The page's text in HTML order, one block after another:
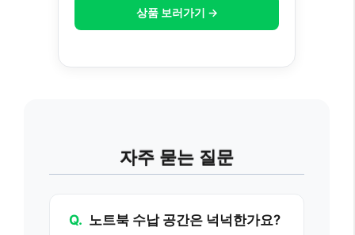
상품 보러가기 →
자주 묻는 질문
Q. 노트북 수납 공간은 넉넉한가요?